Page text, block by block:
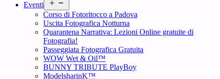
Eventi
menu
Corso di Fotoritocco a Padova
Uscita Fotografica Notturna
Quarantena Narrativa: Lezioni Online gratuite di
Fotografia!
Passeggiata Fotografica Gratuita
WOW Wet & Oil™
BUNNY TRIBUTE PlayBoy
ModelsharinK™